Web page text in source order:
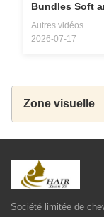
Bundles Soft
Autres vidéos
2026-07-17
Zone visuelle
Perruque
Société limitée de